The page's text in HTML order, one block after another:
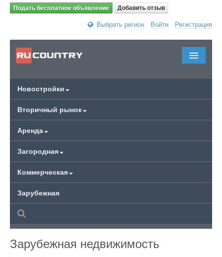
Подать бесплатное объявление Добавить отзыв
Выбрать регион Войти Регистрация
Новостройки
Вторичный рынок
Аренда
Загородная
Коммерческая
Зарубежная
Зарубежная недвижимость